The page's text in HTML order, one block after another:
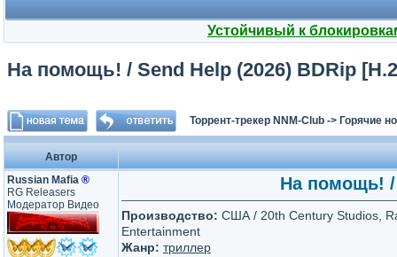
Устойчивый к
На помощь! / Send Help (2026) BDRip
Торрент-трекер NNM-Club -> Горячие
Автор
Russian Mafia ®
RG Releasers
Модератор Видео
На помощь! /
Производство: США / 20th Century Studios,
Entertainment
Жанр: триллер